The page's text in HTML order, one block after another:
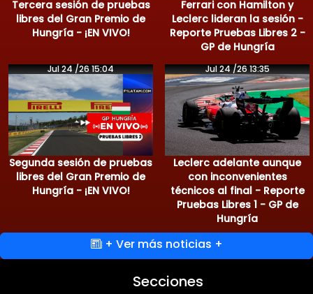
Tercera sesión de pruebas
libres del Gran Premio de
Hungría - ¡EN VIVO!
Ferrari con Hamilton y
Leclerc lideran la sesión -
Reporte Pruebas Libres 2 -
GP de Hungría
Jul 24 /26 15:04
Segunda sesión de pruebas
libres del Gran Premio de
Hungría - ¡EN VIVO!
Jul 24 /26 13:35
Leclerc adelante aunque
con inconvenientes
técnicos al final - Reporte
Pruebas Libres 1 - GP de
Hungría
+ Ver más noticias +
Secciones